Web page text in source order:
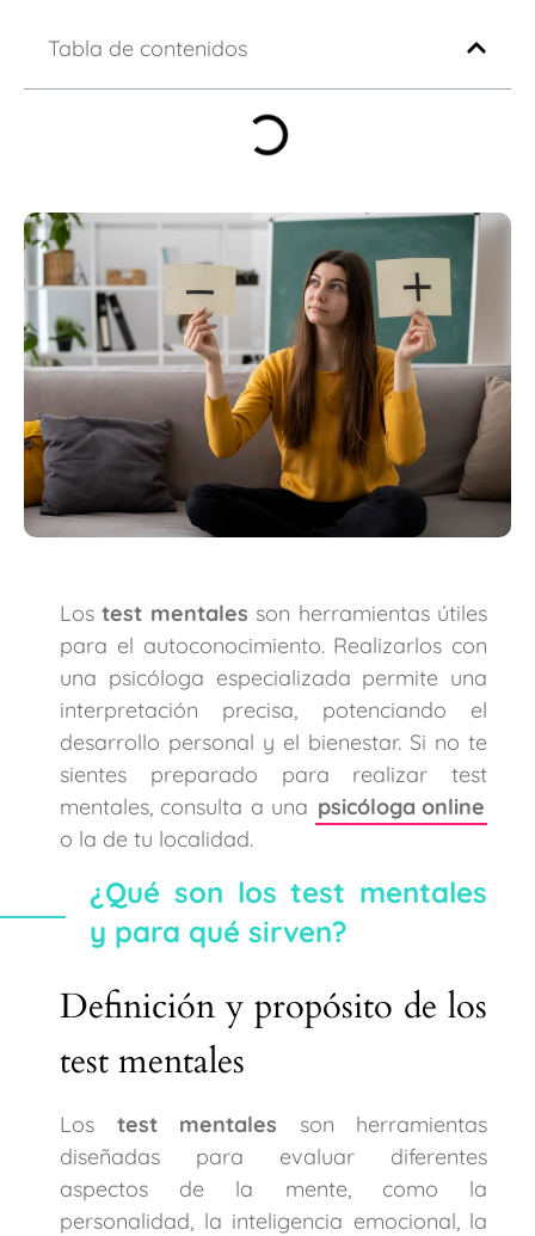
Tabla de contenidos
Lostest mentales son herramientas útiles
para el autoconocimiento. Realizarlos con
una psicóloga especializada permite una
interpretación precisa, potenciando el
desarrollo personal y el bienestar. Si no te
sientes preparado para realizar test
mentales, consulta a una psicóloga online
o la de tu localidad.
¿Qué son los test mentales
y para qué sirven?
Definición y propósito de los
test mentales
Los test mentales son herramientas
diseñadas para evaluar diferentes
aspectos de la mente, como la
personalidad, la inteligencia emocional, la